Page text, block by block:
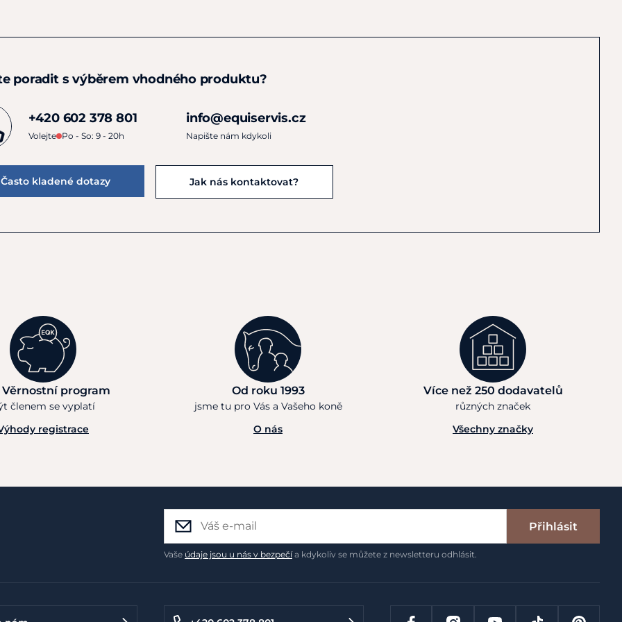
poradit s výběrem vhodného produktu?
+420 602 378 801
Volejte Po - So: 9 - 20h
info@equiservis.cz
Napište nám kdykoli
Často kladené dotazy Jak nás kontaktovat?
Věrnostní program
členem se vyplatí
registrace
Od roku 1993
jsme tu pro Vás a Vašeho koně
O nás
Více než 250 dodavatelů
různých značek
Všechny značky
Přihlásit
Vaše údaje jsou u nás v bezpečía kdykoliv se můžete z newsletteru odhlásit.